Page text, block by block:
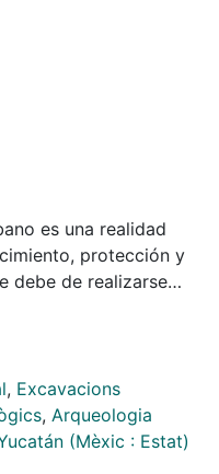
es una realidad
protección y
debe de realizarse
e integral que ofrece
se ha convertido
interrelacionar de
y los de
una finalidad
, Excavacions
, Arqueologia
(Mèxic : Estat)